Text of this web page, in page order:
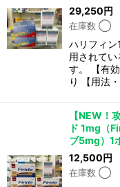
29,250円
在庫数 ◯
ハリフィ
用されて
す。 【有
り 【用法
【NEW！
ド 1mg（
ブ5mg）1
12,500円
在庫数 ◯